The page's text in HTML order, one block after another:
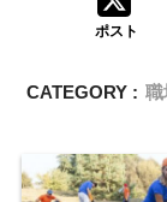
ポスト
CATEGORY :